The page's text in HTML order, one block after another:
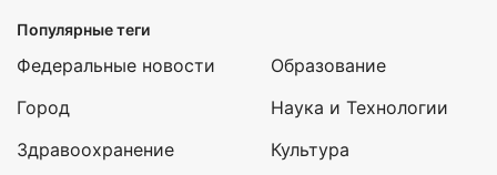
Популярные теги
Федеральные новости
Город
Здравоохранение
Образование
Наука и Технологии
Культура